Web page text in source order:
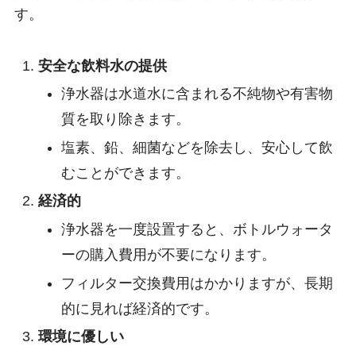
す。
安全な飲料水の提供
浄水器は水道水に含まれる不純物や有害物
質を取り除きます。
塩素、鉛、細菌などを除去し、安心して飲
むことができます。
経済的
浄水器を一度設置すると、ボトルウォータ
ーの購入費用が不要になります。
フィルター交換費用はかかりますが、長期
的に見れば経済的です。
環境に優しい